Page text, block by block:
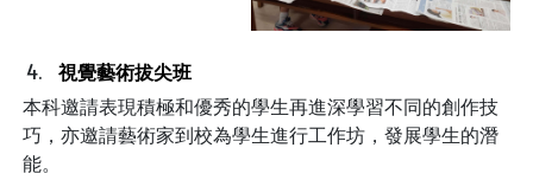
視覺藝術拔尖班
本科邀請表現積極和優秀的學生再進深學習不同的創作技
巧，亦邀請藝術家到校為學生進行工作坊，發展學生的潛
能。